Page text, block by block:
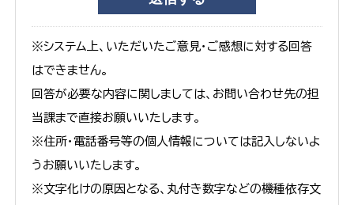
※システム上、いただいたご意見・ご感想に対する回答
はできません。
回答が必要な内容に関しましては、お問い合わせ先の担
当課まで直接お願いいたします。
※住所・電話番号等の個人情報については記入しないよ
うお願いいたします。
※文字化けの原因となる、丸付き数字などの機種依存文